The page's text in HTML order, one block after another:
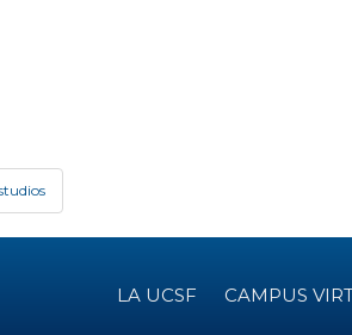
LA UCSF CAMPUS